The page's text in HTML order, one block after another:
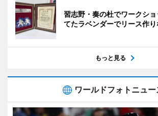
習志野・奏の杜でワークシ
てたラベンダーでリース作
もっと見る
ワールドフォトニュー